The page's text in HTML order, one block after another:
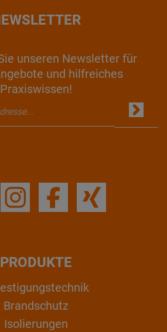
unseren Newsletter für
und hilfreiches
Praxiswissen!
PRODUKTE
Brandschutz
Isolierungen